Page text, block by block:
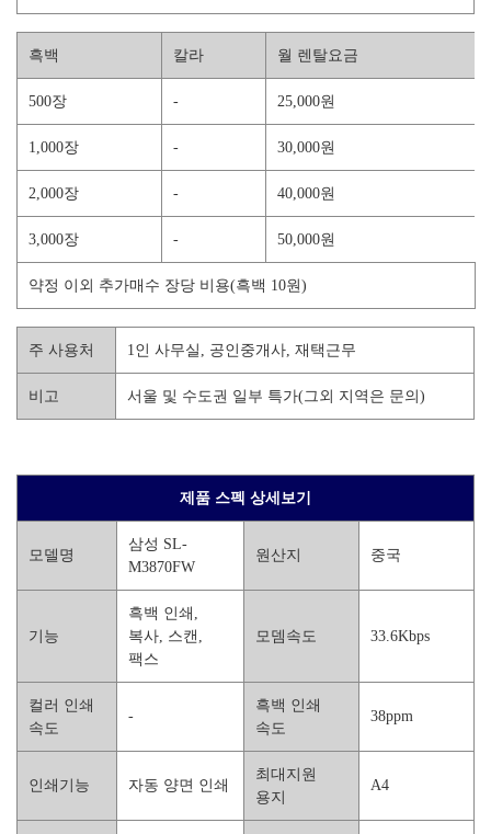
흑백 칼라 월 렌탈요금
500장 - 25,000원
1,000장 - 30,000원
2,000장 - 40,000원
3,000장 - 50,000원
약정 이외 추가매수 장당 비용(흑백 10원)
주 사용처 1인 사무실, 공인중개사, 재택근무
비고 서울 및 수도권 일부 특가(그외 지역은 문의)
제품 스펙 상세보기
모델명
삼성 SL-
M3870FW
원산지 중국
기능
흑백 인쇄,
복사, 스캔,
팩스
모뎀속도 33.6Kbps
컬러 인쇄
속도
-
흑백 인쇄
속도
38ppm
인쇄기능 자동 양면 인쇄
최대지원
용지
A4